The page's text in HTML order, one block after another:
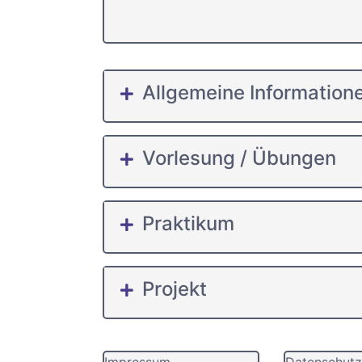
Allgemeine
Vorlesung / Übungen
Praktikum
Projekt